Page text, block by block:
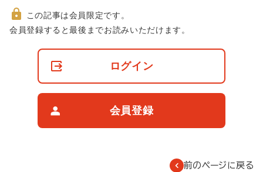
非
この記事は会員限定です。
会員登録すると最後までお読みいただけます。
ログイン
会員登録
前のページに戻る